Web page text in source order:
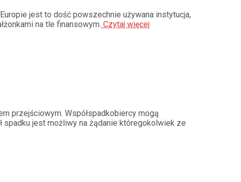
jest to dość powszechnie używana instytucja,
na tle finansowym. Czytaj więcej
przejściowym. Współspadkobiercy mogą
jest możliwy na żądanie któregokolwiek ze